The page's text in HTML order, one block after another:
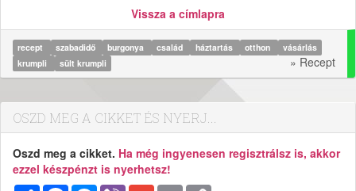
Vissza a címlapra
recept szabadidő burgonya család háztartás otthon
vásárlás
krumpli
sült krumpli » Recept
OSZD MEG A CIKKET ÉS NYERJ...
Oszd meg a cikket. Ha még ingyenesen regisztrálsz is, akkor
ezzel készpénzt is nyerhetsz!